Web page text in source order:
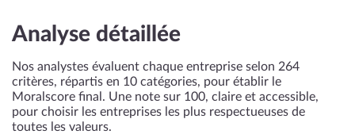
Analyse détaillée
Nos analystes évaluent chaque entreprise selon 264
critères, répartis en 10 catégories, pour établir le
Moralscore final. Une note sur 100, claire et accessible,
pour choisir les entreprises les plus respectueuses de
toutes les valeurs.